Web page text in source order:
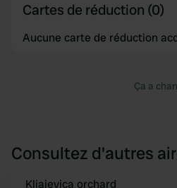
Cartes de réduction (0)
Aucune carte de réduction
Ça a
Consultez d'autres
Kljajevica orchard